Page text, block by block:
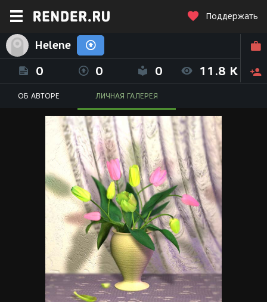
Поддержать
Helene
0 0 0 11.8 K
ОБ АВТОРЕ ЛИЧНАЯ ГАЛЕРЕЯ